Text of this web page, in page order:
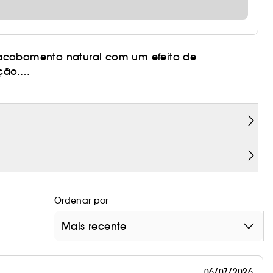
natural com um efeito de
inovadora que combina alta cobertura e
Velvet Matte proporciona um acabamento mate
Ordenar por
Mais recente